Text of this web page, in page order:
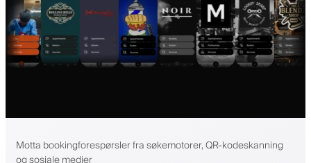
Motta bookingforespørsler fra søkemotorer, QR-kodeskanning